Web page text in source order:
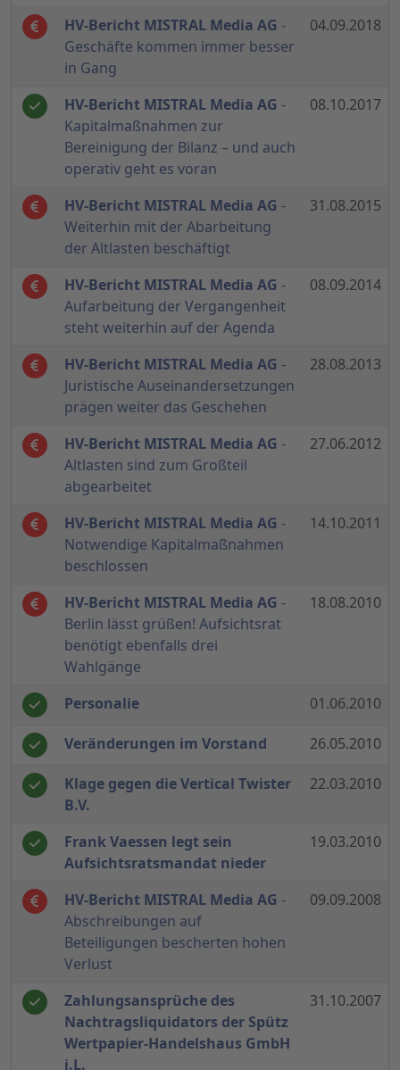
HV-Bericht MISTRAL Media AG -
Geschäfte kommen immer besser
in Gang
04.09.2018
HV-Bericht MISTRAL Media AG -
Kapitalmaßnahmen zur
Bereinigung der Bilanz – und auch
operativ geht es voran
08.10.2017
HV-Bericht MISTRAL Media AG -
Weiterhin mit der Abarbeitung
der Altlasten beschäftigt
31.08.2015
HV-Bericht MISTRAL Media AG -
Aufarbeitung der Vergangenheit
steht weiterhin auf der Agenda
08.09.2014
HV-Bericht MISTRAL Media AG -
Juristische Auseinandersetzungen
prägen weiter das Geschehen
28.08.2013
HV-Bericht MISTRAL Media AG -
Altlasten sind zum Großteil
abgearbeitet
27.06.2012
HV-Bericht MISTRAL Media AG -
Notwendige Kapitalmaßnahmen
beschlossen
14.10.2011
HV-Bericht MISTRAL Media AG -
Berlin lässt grüßen! Aufsichtsrat
benötigt ebenfalls drei
Wahlgänge
18.08.2010
Personalie 01.06.2010
Veränderungen im Vorstand 26.05.2010
Klage gegen die Vertical Twister
B.V.
22.03.2010
Frank Vaessen legt sein
Aufsichtsratsmandat nieder
19.03.2010
HV-Bericht MISTRAL Media AG -
Abschreibungen auf
Beteiligungen bescherten hohen
Verlust
09.09.2008
Zahlungsansprüche des
Nachtragsliquidators der Spütz
Wertpapier-Handelshaus GmbH
i.L.
31.10.2007